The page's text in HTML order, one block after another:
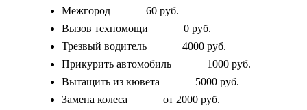
Межгород
60 руб.
Вызов техпомощи
0 руб.
Трезвый водитель
4000 руб.
Прикурить автомобиль
1000 руб.
Вытащить из кювета
5000 руб.
Замена колеса
от 2000 руб.